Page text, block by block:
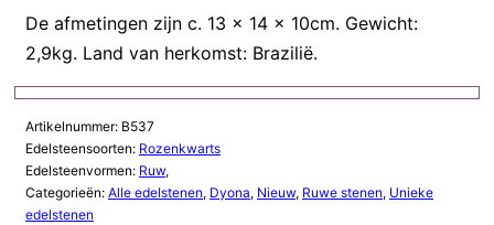
aantal
De afmetingen zijn c. 13 x 14 x 10cm. Gewicht:
2,9kg. Land van herkomst: Brazilië.
Artikelnummer: B537
Edelsteensoorten: Rozenkwarts
Edelsteenvormen: Ruw,
Categorieën: Alle edelstenen, Dyona, Nieuw, Ruwe stenen, Unieke
edelstenen